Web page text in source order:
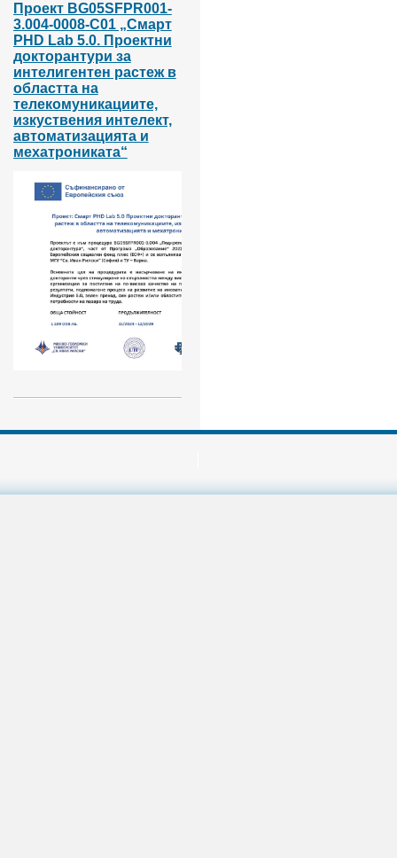
Проект BG05SFPR001-
3.004-0008-С01 „Смарт
PHD Lab 5.0. Проектни
докторантури за
интелигентен растеж в
областта на
телекомуникациите,
изкуствения интелект,
автоматизацията и
мехатрониката“